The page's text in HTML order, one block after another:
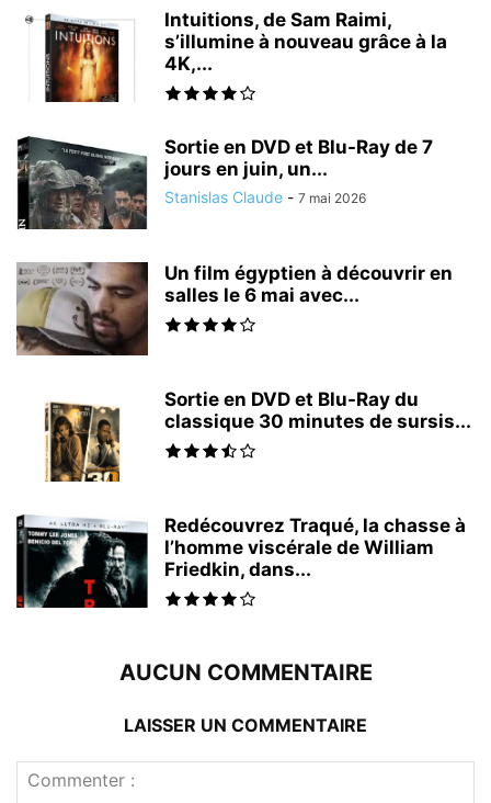
Intuitions, de Sam Raimi,
s’illumine à nouveau grâce à la
4K,...
Sortie en DVD et Blu-Ray de 7
jours en juin, un...
Stanislas Claude - 7 mai 2026
Un film égyptien à découvrir en
salles le 6 mai avec...
Sortie en DVD et Blu-Ray du
classique 30 minutes de sursis...
Redécouvrez Traqué, la chasse à
l’homme viscérale de William
Friedkin, dans...
AUCUN COMMENTAIRE
LAISSER UN COMMENTAIRE